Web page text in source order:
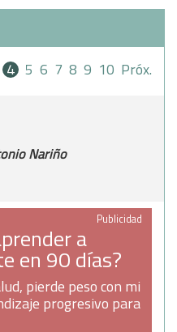
4 5 6 7 8 9 10 Próx.
Nariño
Publicidad
a
en 90 días?
pierde peso con mi
progresivo para